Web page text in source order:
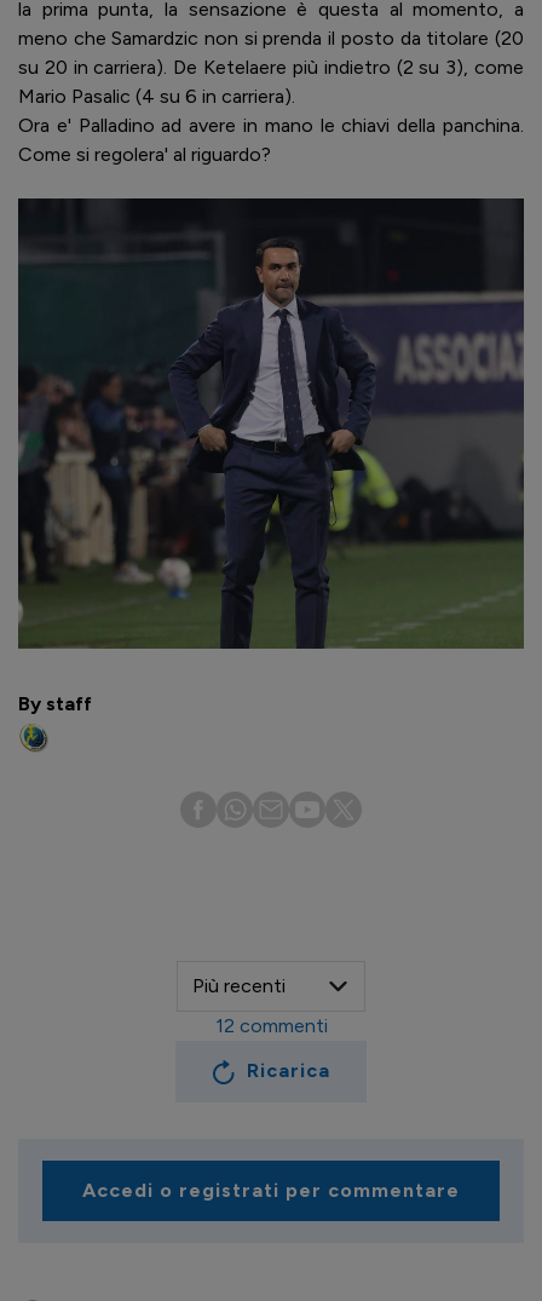
la prima punta, la sensazione è questa al momento, a
meno che Samardzic non si prenda il posto da titolare (20
su 20 in carriera). De Ketelaere più indietro (2 su 3), come
Mario Pasalic (4 su 6 in carriera).
Ora e' Palladino ad avere in mano le chiavi della panchina.
Come si regolera' al riguardo?
By staff
Ricarica
12 commenti
Accedi o registrati per commentare